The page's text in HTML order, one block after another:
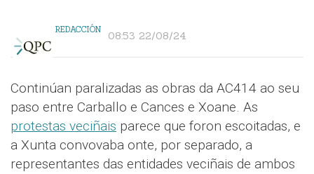
REDACCIÓN 08:53 22/08/24
Continúan paralizadas as obras da AC414 ao seu
paso entre Carballo e Cances e Xoane. As
protestas veciñais parece que foron escoitadas, e
a Xunta convovaba onte, por separado, a
representantes das entidades veciñais de ambos